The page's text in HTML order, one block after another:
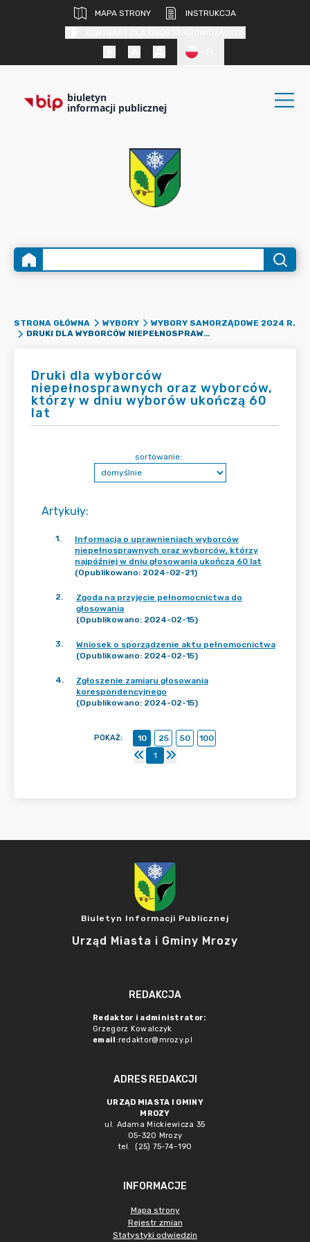
MAPA STRONY
INSTRUKCJA
biuletyn
informacji publicznej
STRONA GŁÓWNA WYBORY
WYBORY SAMORZĄDOWE 2024 R.
DRUKI DLA WYBORCÓW NIEPEŁNOSPRAWNYCH ORAZ WYBORCÓW, KTÓRZY W DNIU WYBORÓW UKOŃCZĄ 60 LAT
Druki dla wyborców
niepełnosprawnych oraz wyborców,
którzy w dniu wyborów ukończą 60
lat
Artykuły:
sortowanie:
1.
Informacja o uprawnieniach wyborców
niepełnosprawnych oraz wyborców, którzy
najpóźniej w dniu głosowania ukończą 60 lat
(Opublikowano: 2024-02-21)
2.
Zgoda na przyjęcie pełnomocnictwa do
głosowania
(Opublikowano: 2024-02-15)
3.
Wniosek o sporządzenie aktu pełnomocnictwa
(Opublikowano: 2024-02-15)
4.
Zgłoszenie zamiaru głosowania
korespondencyjnego
(Opublikowano: 2024-02-15)
POKAŻ: 10 25 50
100
1
Biuletyn Informacji Publicznej
Urząd Miasta i Gminy Mrozy
REDAKCJA
Redaktor i administrator:
Grzegorz Kowalczyk
email :redaktor@mrozy.pl
ADRES REDAKCJI
URZĄD MIASTA I GMINY
MROZY
ul. Adama Mickiewicza 35
05-320 Mrozy
tel. (25) 75-74-190
INFORMACJE
Mapa strony
Rejestr zmian
Statystyki odwiedzin